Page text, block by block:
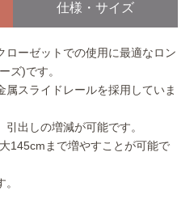
仕様・サイズ
ローゼットでの使用に最適なロン
ズ)です。
属スライドレールを採用していま
出しの増減が可能です。
145cmまで増やすことが可能で